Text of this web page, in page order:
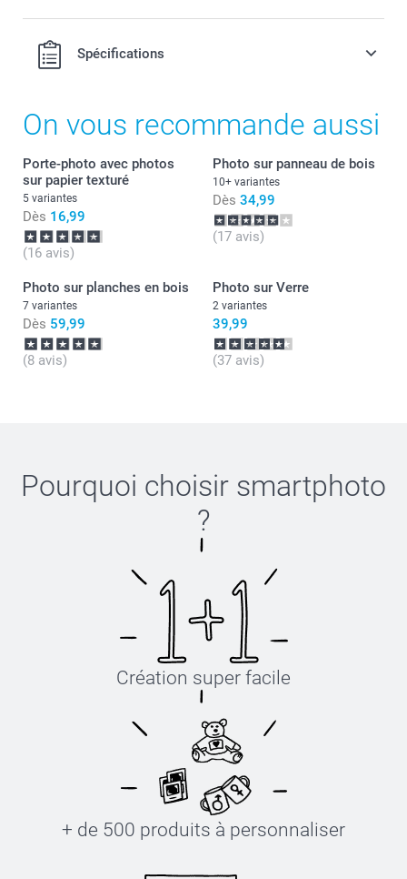
Spécifications
On vous recommande aussi
Porte-photo avec photos
sur papier texturé
5 variantes
Dès 16,99
(16 avis)
Photo sur panneau de bois
10+ variantes
Dès 34,99
(17 avis)
Photo sur planches en bois
7 variantes
Dès 59,99
(8 avis)
Photo sur Verre
2 variantes
39,99
(37 avis)
Pourquoi choisir smartphoto
?
Création super facile
+ de 500 produits à personnaliser